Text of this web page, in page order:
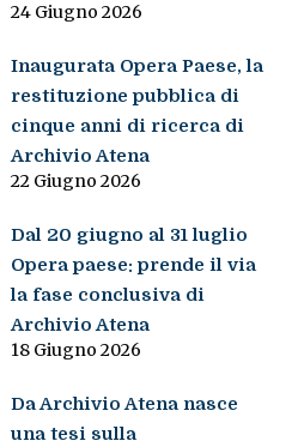
24 Giugno 2026
Inaugurata Opera Paese, la
restituzione pubblica di
cinque anni di ricerca di
Archivio Atena
22 Giugno 2026
Dal 20 giugno al 31 luglio
Opera paese: prende il via
la fase conclusiva di
Archivio Atena
18 Giugno 2026
Da Archivio Atena nasce
una tesi sulla